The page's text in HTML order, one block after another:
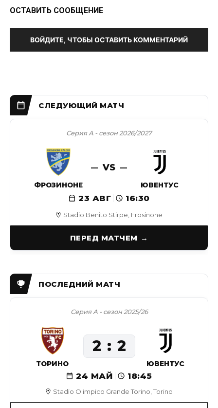
ОСТАВИТЬ СООБЩЕНИЕ
ВОЙДИТЕ, ЧТОБЫ ОСТАВИТЬ КОММЕНТАРИЙ
Stadio Benito Stirpe, Frosinone
Серия А - сезон 2026/2027
ФРОЗИНОНЕ
VS
ЮВЕНТУС
23 АВГ 16:30
ПЕРЕД МАТЧЕМ
Stadio Olimpico Grande Torino, Torino
Серия А - сезон 2025/26
24 МАЙ 18:45
ТОРИНО
2 2
ЮВЕНТУС